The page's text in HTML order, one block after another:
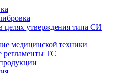
целях утверждения типа СИ
медицинской техники
регламенты ТС